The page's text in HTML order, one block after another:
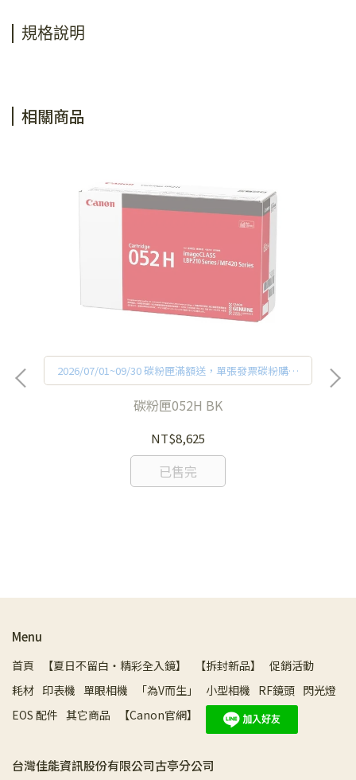
規格說明
相關商品
2026/07/01~09/30 碳粉匣滿額送，單張發票碳粉購買
金額滿$3,000，送7-11禮券$300(不適用印表機加購
碳粉活動，每人最高兌換贈品禮券累積金額上限
詳細活動辦法和贈品兌換方式請見官網促銷
訊息。
碳粉匣052H BK
NT$8,625
已售完
Menu
首頁 【夏日不留白・精彩全入鏡】 【拆封新品】
促銷活動
耗材 印表機 單眼相機 「為V而生」 小型相機 RF鏡頭 閃光燈
EOS 配件 其它商品 【Canon官網】
台灣佳能資訊股份有限公司古亭分公司